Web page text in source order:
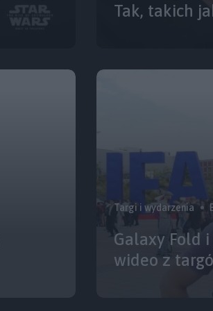
Tak, takich
Targi i wydarzenia
Galaxy Fold
wideo z